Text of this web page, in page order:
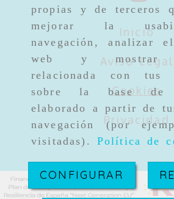
propias y de terceros
mejorar la
navegación, analizar
web y mostrar
relacionada con tus
sobre la base
elaborado a partir de
navegación (por
visitadas). Política de
CONFIGURAR
Inicio
Aviso Legal
Cookies
Privacidad